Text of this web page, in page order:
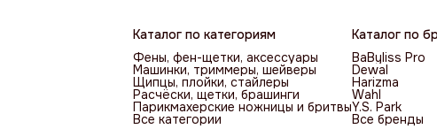
Каталог по категориям
Фены, фен-щетки, аксессуары
Машинки, триммеры, шейверы
Щипцы, плойки, стайлеры
Расчёски, щетки, брашинги
Парикмахерские ножницы и бритвы
Все категории
Каталог по
BaByliss Pro
Dewal
Harizma
Wahl
Y.S. Park
Все бренды